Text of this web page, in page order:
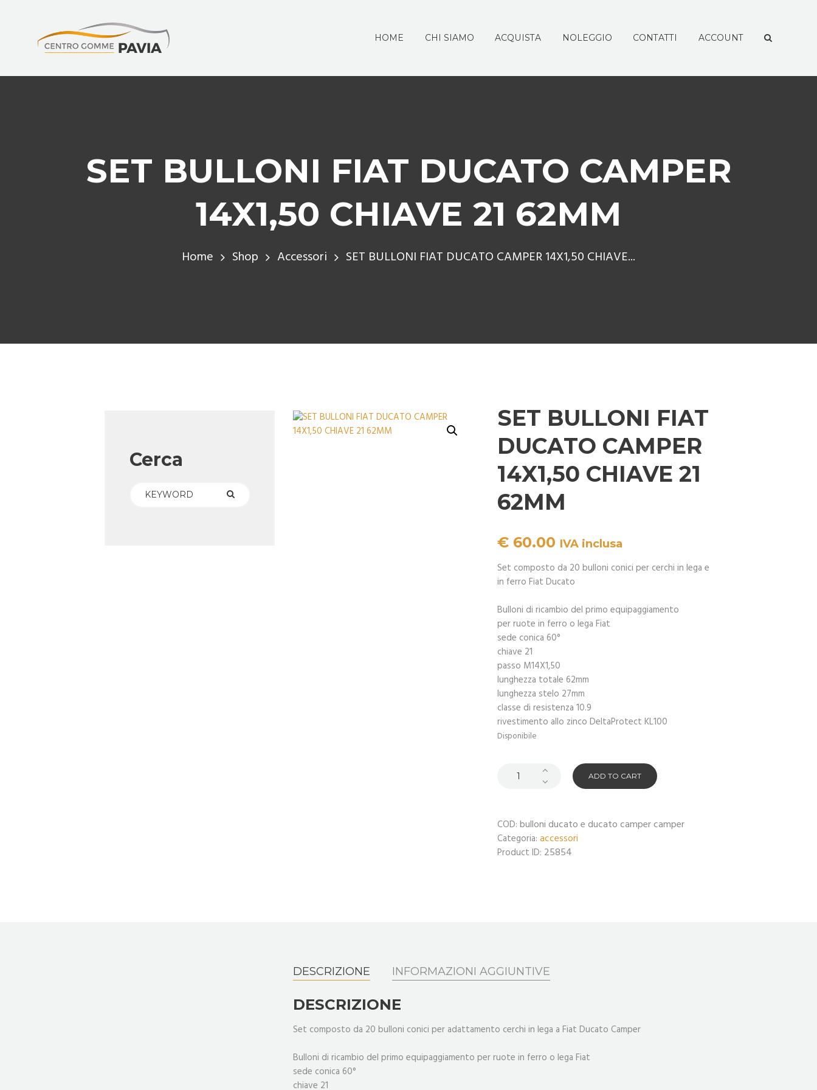
HOME CHI SIAMO ACQUISTA NOLEGGIO CONTATTI ACCOUNT
SET BULLONI FIAT DUCATO CAMPER
14X1,50 CHIAVE 21 62MM
Home Shop Accessori SET BULLONI FIAT DUCATO CAMPER 14X1,50 CHIAVE...
SET BULLONI FIAT
DUCATO CAMPER
14X1,50 CHIAVE 21
62MM
€ 60.00 IVA inclusa
Set composto da 20 bulloni conici per cerchi in lega e
in ferro Fiat Ducato
Bulloni di ricambio del primo equipaggiamento
per ruote in ferro o lega Fiat
sede conica 60°
chiave 21
passo M14X1,50
lunghezza totale 62mm
lunghezza stelo 27mm
classe di resistenza 10.9
rivestimento allo zinco DeltaProtect KL100
Disponibile
ADD TO CART
COD:bulloni ducato e ducato camper camper
Categoria:accessori
Product ID: 25854
DESCRIZIONE INFORMAZIONI AGGIUNTIVE
DESCRIZIONE
Set composto da 20 bulloni conici per adattamento cerchi in lega a Fiat Ducato Camper
Bulloni di ricambio del primo equipaggiamento per ruote in ferro o lega Fiat
sede conica 60°
chiave 21
Cerca